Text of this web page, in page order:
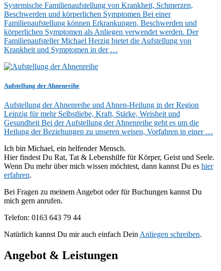
Systemische Familienaufstellung von Krankheit, Schmerzen,
Beschwerden und körperlichen Symptomen Bei einer
Familienaufstellung können Erkrankungen, Beschwerden und
körperlichen Symptomen als Anliegen verwendet werden. Der
Familienaufsteller Michael Herzig bietet die Aufstellung von
Krankheit und Symptomen in der …
Aufstellung der Ahnenreihe
Aufstellung der Ahnenreihe und Ahnen-Heilung in der Region
Leipzig für mehr Selbstliebe, Kraft, Stärke, Weisheit und
Gesundheit Bei der Aufstellung der Ahnenreihe geht es um die
Heilung der Beziehungen zu unseren weisen, Vorfahren in einer …
Ich bin Michael, ein helfender Mensch.
Hier findest Du Rat, Tat & Lebenshilfe für Körper, Geist und Seele.
Wenn Du mehr über mich wissen möchtest, dann kannst Du es hier
erfahren.
Bei Fragen zu meinem Angebot oder für Buchungen kannst Du
mich gern anrufen.
Telefon: 0163 643 79 44
Natürlich kannst Du mir auch einfach Dein Anliegen schreiben.
Angebot & Leistungen